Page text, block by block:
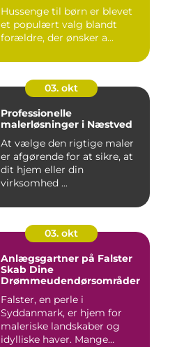
Hussenge til børn er blevet
et populært valg blandt
forældre, der ønsker a...
03. okt
Professionelle
malerløsninger i Næstved
At vælge den rigtige maler
er afgørende for at sikre, at
dit hjem eller din
virksomhed ...
03. okt
Anlægsgartner på Falster
Skab Dine
Drømmeudendørsområder
Falster, en perle i
Syddanmark, er hjem for
maleriske landskaber og
idylliske haver. Mange